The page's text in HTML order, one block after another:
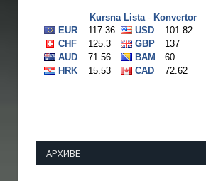
АРХИВЕ